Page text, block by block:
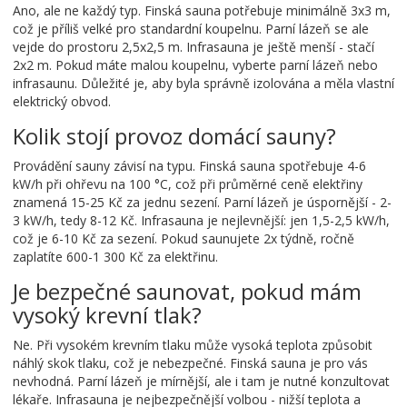
Ano, ale ne každý typ. Finská sauna potřebuje minimálně 3x3 m,
což je příliš velké pro standardní koupelnu. Parní lázeň se ale
vejde do prostoru 2,5x2,5 m. Infrasauna je ještě menší - stačí
2x2 m. Pokud máte malou koupelnu, vyberte parní lázeň nebo
infrasaunu. Důležité je, aby byla správně izolována a měla vlastní
elektrický obvod.
Kolik stojí provoz domácí sauny?
Provádění sauny závisí na typu. Finská sauna spotřebuje 4-6
kW/h při ohřevu na 100 °C, což při průměrné ceně elektřiny
znamená 15-25 Kč za jednu sezení. Parní lázeň je úspornější - 2-
3 kW/h, tedy 8-12 Kč. Infrasauna je nejlevnější: jen 1,5-2,5 kW/h,
což je 6-10 Kč za sezení. Pokud saunujete 2x týdně, ročně
zaplatíte 600-1 300 Kč za elektřinu.
Je bezpečné saunovat, pokud mám
vysoký krevní tlak?
Ne. Při vysokém krevním tlaku může vysoká teplota způsobit
náhlý skok tlaku, což je nebezpečné. Finská sauna je pro vás
nevhodná. Parní lázeň je mírnější, ale i tam je nutné konzultovat
lékaře. Infrasauna je nejbezpečnější volbou - nižší teplota a